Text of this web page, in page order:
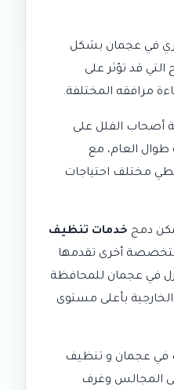
في عجمان بشكل
التي قد تؤثر على
مرافقه المختلفة.
أصحاب الفلل على
طوال العام، مع
مختلف احتياجات
دمج خدمات تنظيف
أخرى تقدمها
في عجمان للمحافظة
بأعلى مستوى
في عجمان و تنظيف
المجالس وغرف